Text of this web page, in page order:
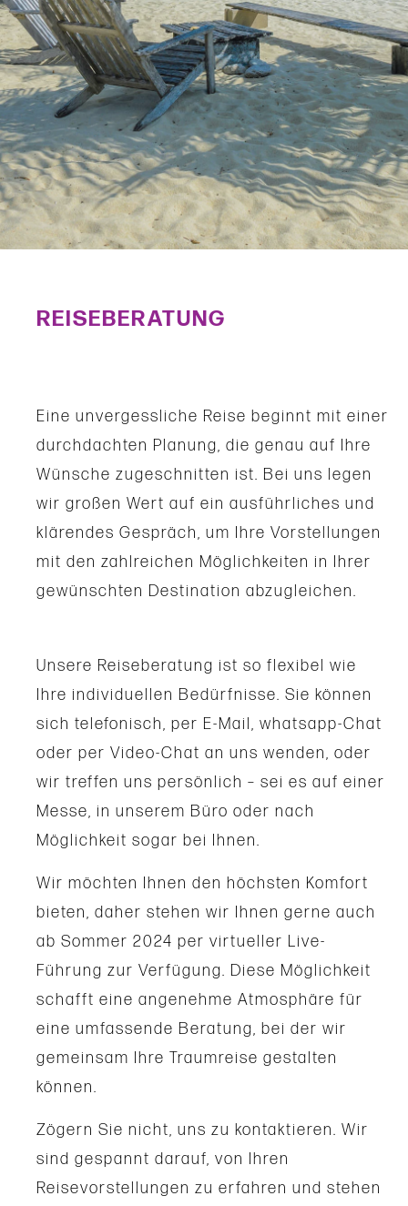
REISEBERATUNG
Eine unvergessliche Reise beginnt mit einer
durchdachten Planung, die genau auf Ihre
Wünsche zugeschnitten ist. Bei uns legen
wir großen Wert auf ein ausführliches und
klärendes Gespräch, um Ihre Vorstellungen
mit den zahlreichen Möglichkeiten in Ihrer
gewünschten Destination abzugleichen.
Unsere Reiseberatung ist so flexibel wie
Ihre individuellen Bedürfnisse. Sie können
sich telefonisch, per E-Mail, whatsapp-Chat
oder per Video-Chat an uns wenden, oder
wir treffen uns persönlich – sei es auf einer
Messe, in unserem Büro oder nach
Möglichkeit sogar bei Ihnen.
Wir möchten Ihnen den höchsten Komfort
bieten, daher stehen wir Ihnen gerne auch
ab Sommer 2024 per virtueller Live-
Führung zur Verfügung. Diese Möglichkeit
schafft eine angenehme Atmosphäre für
eine umfassende Beratung, bei der wir
gemeinsam Ihre Traumreise gestalten
können.
Zögern Sie nicht, uns zu kontaktieren. Wir
sind gespannt darauf, von Ihren
Reisevorstellungen zu erfahren und stehen